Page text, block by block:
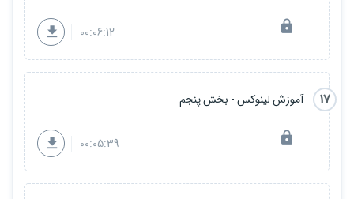
00:06:12
17 آموزش لینوکس - بخش پنجم
00:05:39